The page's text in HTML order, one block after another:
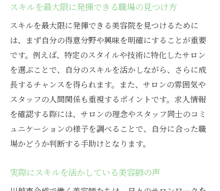
スキルを最大限に発揮できる職場の見つけ方
スキルを最大限に発揮できる美容院を見つけるために
は、まず自分の得意分野や興味を明確にすることが重要
です。例えば、特定のスタイルや技術に特化したサロン
を選ぶことで、自分のスキルを活かしながら、さらに成
長するチャンスを得られます。また、サロンの雰囲気や
スタッフの人間関係も重視するポイントです。求人情報
を確認する際には、サロンの理念やスタッフ同士のコミ
ュニケーションの様子を調べることで、自分に合った職
場かどうか判断する手助けとなります。
実際にスキルを活かしている美容師の声